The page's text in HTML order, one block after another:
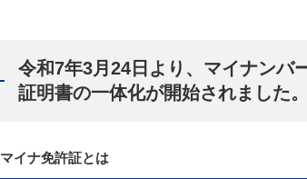
令和7年3月24日より、マイナンバ
証明書の一体化が開始されました。
マイナ免許証とは